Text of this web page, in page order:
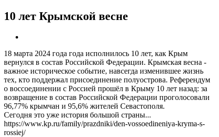
10 лет Крымской весне
18 марта 2024 года года исполнилось 10 лет, как Крым
вернулся в состав Российской Федерации. Крымская весна -
важное историческое событие, навсегда изменившее жизнь
тех, кто поддержал присоединение полуострова. Референдум
о воссоединении с Россией прошёл в Крыму 10 лет назад: за
возвращение в состав Российской Федерации проголосовали
96,77% крымчан и 95,6% жителей Севастополя.
Сегодня это уже история большой страны...
https://www.kp.ru/family/prazdniki/den-vossoedineniya-kryma-s-
rossiej/